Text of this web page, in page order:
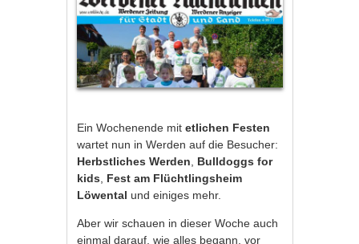
Ein Wochenende mitetlichen Festen
wartet nun in Werden auf die Besucher:
Herbstliches Werden
Bulldoggs for
kids
Fest am Flüchtlingsheim
Löwental und einiges mehr.
Aber wir schauen in dieser Woche auch
einmal darauf, wie alles begann, vor